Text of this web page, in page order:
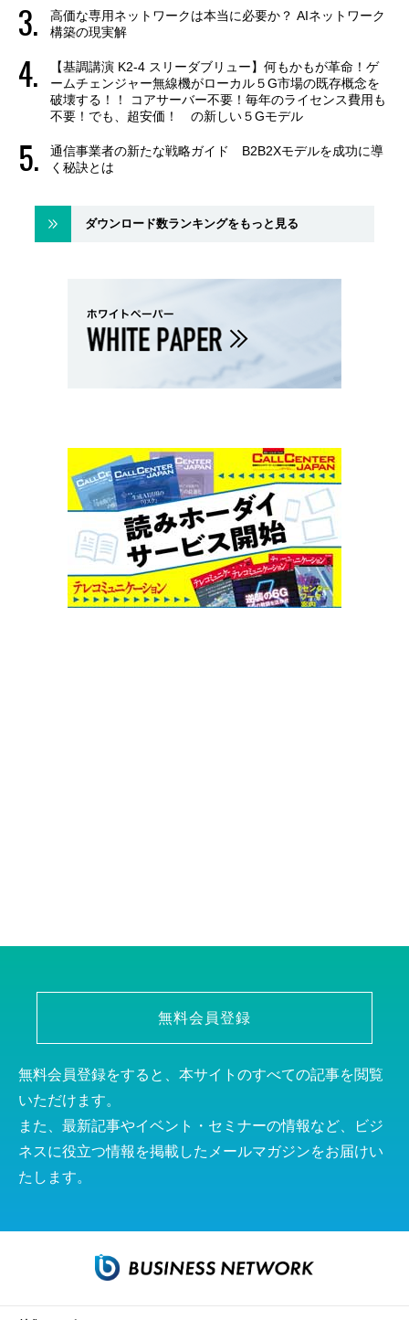
高価な専用ネットワークは本当に必要か？ AIネットワーク
構築の現実解
【基調講演 K2-4 スリーダブリュー】何もかもが革命！ゲ
ームチェンジャー無線機がローカル５G市場の既存概念を
破壊する！！ コアサーバー不要！毎年のライセンス費用も
不要！でも、超安価！ の新しい５Gモデル
通信事業者の新たな戦略ガイド B2B2Xモデルを成功に導
く秘訣とは
ダウンロード数ランキングをもっと見る
無料会員登録
無料会員登録をすると、本サイトのすべての記事を閲覧
いただけます。
また、最新記事やイベント・セミナーの情報など、ビジ
ネスに役立つ情報を掲載したメールマガジンをお届けい
たします。